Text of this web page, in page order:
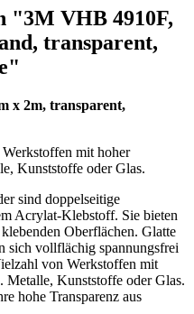
"3M VHB 4910F,
transparent,
x 2m, transparent,
mit hoher
Kunststoffe oder Glas.
sind doppelseitige
Acrylat-Klebstoff. Sie bieten
Oberflächen. Glatte
sich vollflächig spannungsfrei
von Werkstoffen mit
Metalle, Kunststoffe oder Glas.
hohe Transparenz aus